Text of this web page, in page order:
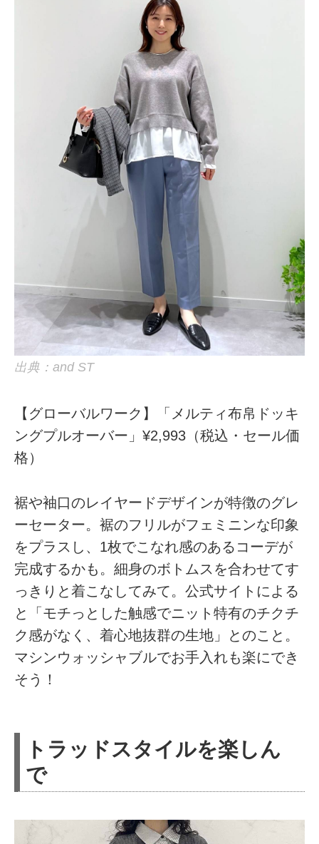
出典：and ST
【グローバルワーク】「メルティ布帛ドッキ
ングプルオーバー」¥2,993（税込・セール価
格）
裾や袖口のレイヤードデザインが特徴のグレ
ーセーター。裾のフリルがフェミニンな印象
をプラスし、1枚でこなれ感のあるコーデが
完成するかも。細身のボトムスを合わせてす
っきりと着こなしてみて。公式サイトによる
と「モチっとした触感でニット特有のチクチ
ク感がなく、着心地抜群の生地」とのこと。
マシンウォッシャブルでお手入れも楽にでき
そう！
トラッドスタイルを楽しん
で